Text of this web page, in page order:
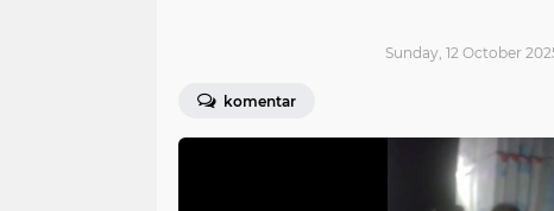
Sunday, 12 October
komentar